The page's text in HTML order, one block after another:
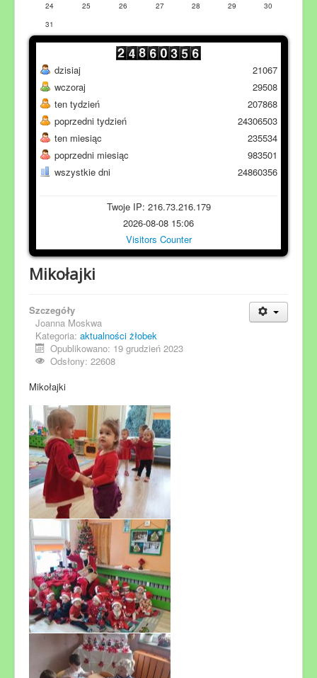
24
25 26 27 28 29
30
31
dzisiaj
wczoraj
ten tydzień
poprzedni tydzień
ten miesiąc
poprzedni miesiąc
wszystkie dni
21067
29508
207868
24306503
235534
983501
24860356
Twoje IP: 216.73.216.179
2026-08-08 15:06
Visitors Counter
Mikołajki
Szczegóły
Joanna Moskwa
Kategoria: aktualności żłobek
Opublikowano: 19 grudzień 2023
Odsłony: 22608
Mikołajki